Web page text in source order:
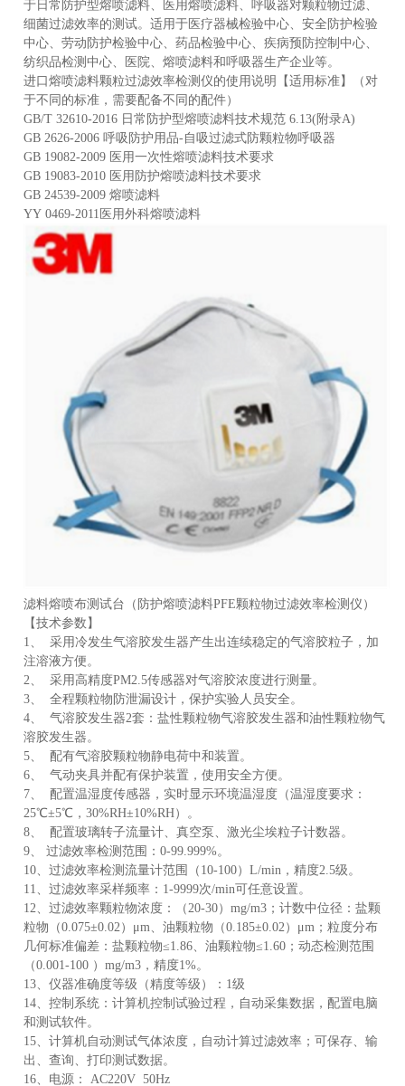
于日常防护型熔喷滤料、医用熔喷滤料、呼吸器对颗粒物过滤、
细菌过滤效率的测试。适用于医疗器械检验中心、安全防护检验
中心、劳动防护检验中心、药品检验中心、疾病预防控制中心、
纺织品检测中心、医院、熔喷滤料和呼吸器生产企业等。
进口熔喷滤料颗粒过滤效率检测仪的使用说明【适用标准】（对
于不同的标准，需要配备不同的配件）
GB/T 32610-2016 日常防护型熔喷滤料技术规范 6.13(附录A)
GB 2626-2006 呼吸防护用品-自吸过滤式防颗粒物呼吸器
GB 19082-2009 医用一次性熔喷滤料技术要求
GB 19083-2010 医用防护熔喷滤料技术要求
GB 24539-2009熔喷滤料
YY 0469-2011医用外科熔喷滤料
滤料熔喷布测试台（防护熔喷滤料PFE颗粒物过滤效率检测仪）
【技术参数】
1、 采用冷发生气溶胶发生器产生出连续稳定的气溶胶粒子，加
注溶液方便。
2、 采用高精度PM2.5传感器对气溶胶浓度进行测量。
3、 全程颗粒物防泄漏设计，保护实验人员安全。
4、 气溶胶发生器2套：盐性颗粒物气溶胶发生器和油性颗粒物气
溶胶发生器。
5、 配有气溶胶颗粒物静电荷中和装置。
6、 气动夹具并配有保护装置，使用安全方便。
7、 配置温湿度传感器，实时显示环境温湿度（温湿度要求：
25℃±5℃，30%RH±10%RH）。
8、 配置玻璃转子流量计、真空泵、激光尘埃粒子计数器。
9、 过滤效率检测范围：0-99.999%。
10、过滤效率检测流量计范围（10-100）L/min，精度2.5级。
11、过滤效率采样频率：1-9999次/min可任意设置。
12、过滤效率颗粒物浓度：（20-30）mg/m3；计数中位径：盐颗
粒物（0.075±0.02）μm、油颗粒物（0.185±0.02）μm；粒度分布
几何标准偏差：盐颗粒物≤1.86、油颗粒物≤1.60；动态检测范围
（0.001-100 ）mg/m3，精度1%。
13、仪器准确度等级（精度等级）：1级
14、控制系统：计算机控制试验过程，自动采集数据，配置电脑
和测试软件。
15、计算机自动测试气体浓度，自动计算过滤效率；可保存、输
出、查询、打印测试数据。
16、电源： AC220V 50Hz